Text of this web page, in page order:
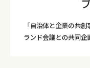
「自治体と企業の共
ランド会議との共同企